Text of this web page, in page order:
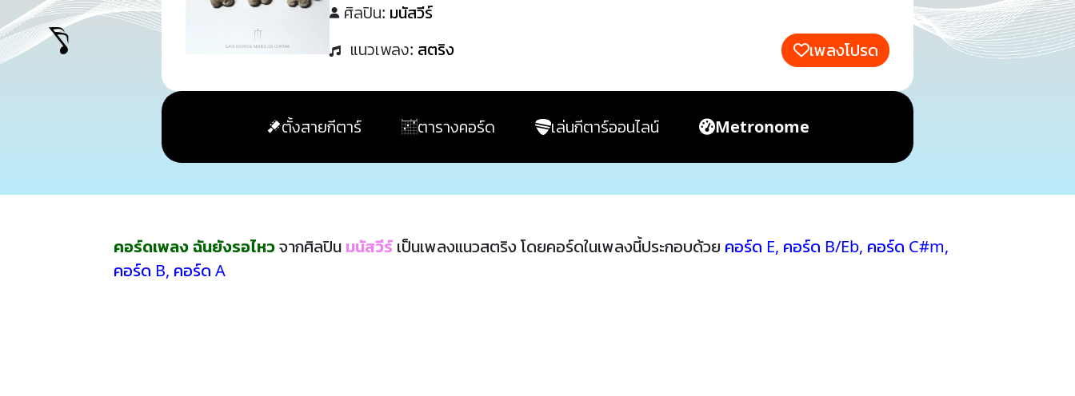
ศิลปิน: มนัสวีร์
แนวเพลง: สตริง เพลงโปรด
ตั้งสายกีตาร์ ตารางคอร์ด เล่นกีตาร์ออนไลน์ Metronome
คอร์ดเพลง ฉันยังรอไหวจากศิลปิน มนัสวีร์ เป็นเพลงแนวสตริง โดยคอร์ดในเพลงนี้ประกอบด้วย คอร์ด E, คอร์ด B/Eb, คอร์ด C#m,
คอร์ด B, คอร์ด A